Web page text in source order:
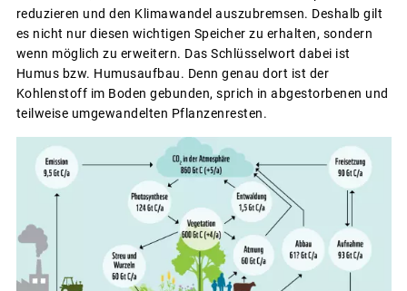
reduzieren und den Klimawandel auszubremsen. Deshalb gilt
es nicht nur diesen wichtigen Speicher zu erhalten, sondern
wenn möglich zu erweitern. Das Schlüsselwort dabei ist
Humus bzw. Humusaufbau. Denn genau dort ist der
Kohlenstoff im Boden gebunden, sprich in abgestorbenen und
teilweise umgewandelten Pflanzenresten.